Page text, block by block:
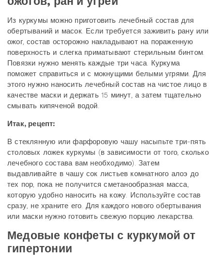
Из куркумы можно приготовить лечебный состав для
обертываний и масок. Если требуется заживить рану или
ожог, состав осторожно накладывают на пораженную
поверхность и слегка приматывают стерильным бинтом.
Повязки нужно менять каждые три часа. Куркума
поможет справиться и с мокнущими белыми угрями. Для
этого нужно наносить лечебный состав на чистое лицо в
качестве маски и держать 15 минут, а затем тщательно
смывать кипяченой водой.
Итак, рецепт:
В стеклянную или фарфоровую чашу насыпьте три-пять
столовых ложек куркумы (в зависимости от того, сколько
лечебного состава вам необходимо). Затем
выдавливайте в чашу сок листьев комнатного алоэ до
тех пор, пока не получится сметанообразная масса,
которую удобно наносить на кожу. Используйте состав
сразу, не храните его. Для каждого нового обертывания
или маски нужно готовить свежую порцию лекарства.
Медовые конфеты с куркумой от
гипертонии